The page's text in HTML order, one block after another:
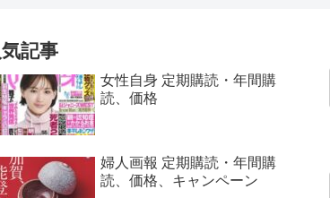
気記事
女性自身 定期購読・年間購
読、価格
婦人画報 定期購読・年間購
読、価格、キャンペーン